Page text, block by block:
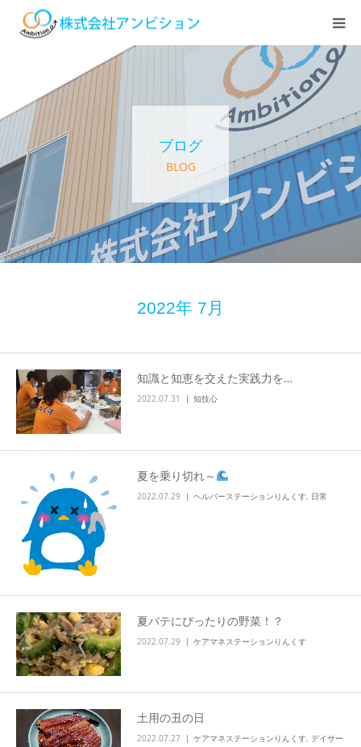
ブログ
BLOG
2022年 7月
知識と知恵を交えた実践力を…
2022.07.31 知技心
夏を乗り切れ～
2022.07.29 ヘルパーステーションりんくす, 日常
夏バテにぴったりの野菜！？
2022.07.29 ケアマネステーションりんくす
土用の丑の日
2022.07.27 ケアマネステーションりんくす, デイサー
アンビションについて
サービス紹介
デイステーション
居宅介護・訪問介護
info